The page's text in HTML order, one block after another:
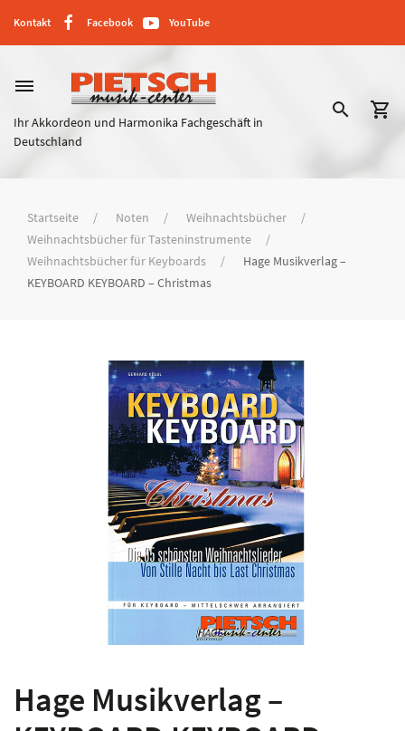
Kontakt Facebook YouTube
dehaze
Ihr Akkordeon und Harmonika Fachgeschäft in
Deutschland
search shopping_cart
Startseite Noten
Weihnachtsbücher
Weihnachtsbücher für Tasteninstrumente
Weihnachtsbücher für Keyboards
Hage Musikverlag –
KEYBOARD KEYBOARD – Christmas
Hage Musikverlag –